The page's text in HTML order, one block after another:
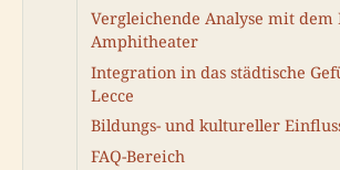
Vergleichende Analyse mit dem
Amphitheater
Integration in das städtische
Lecce
Bildungs- und kultureller
FAQ-Bereich